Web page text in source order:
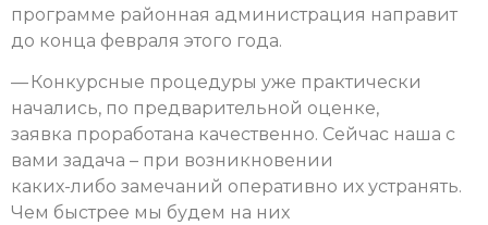
программе районная администрация направит
до конца февраля этого года.
— Конкурсные процедуры уже практически
начались, по предварительной оценке,
заявка проработана качественно. Сейчас наша с
вами задача – при возникновении
каких-либо замечаний оперативно их устранять.
Чем быстрее мы будем на них